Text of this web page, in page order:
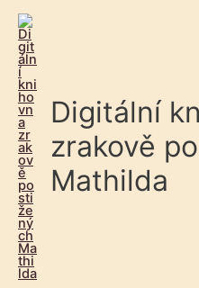
Digitální
zrakově
Mathilda